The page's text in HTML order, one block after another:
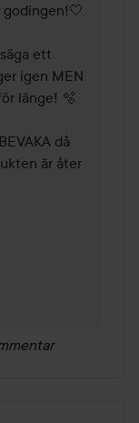
ett
igen MEN
länge! 🫧
då
är åter